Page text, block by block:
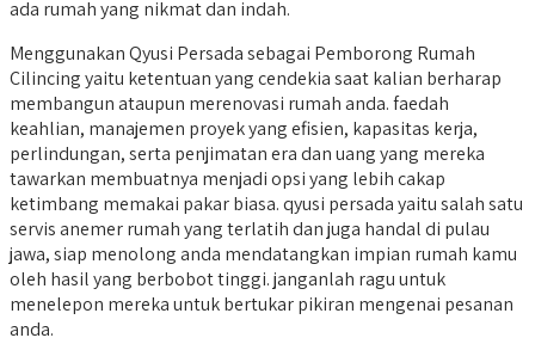
ada rumah yang nikmat dan indah.
Menggunakan Qyusi Persada sebagai Pemborong Rumah
Cilincing yaitu ketentuan yang cendekia saat kalian berharap
membangun ataupun merenovasi rumah anda. faedah
keahlian, manajemen proyek yang efisien, kapasitas kerja,
perlindungan, serta penjimatan era dan uang yang mereka
tawarkan membuatnya menjadi opsi yang lebih cakap
ketimbang memakai pakar biasa. qyusi persada yaitu salah satu
servis anemer rumah yang terlatih dan juga handal di pulau
jawa, siap menolong anda mendatangkan impian rumah kamu
oleh hasil yang berbobot tinggi. janganlah ragu untuk
menelepon mereka untuk bertukar pikiran mengenai pesanan
anda.